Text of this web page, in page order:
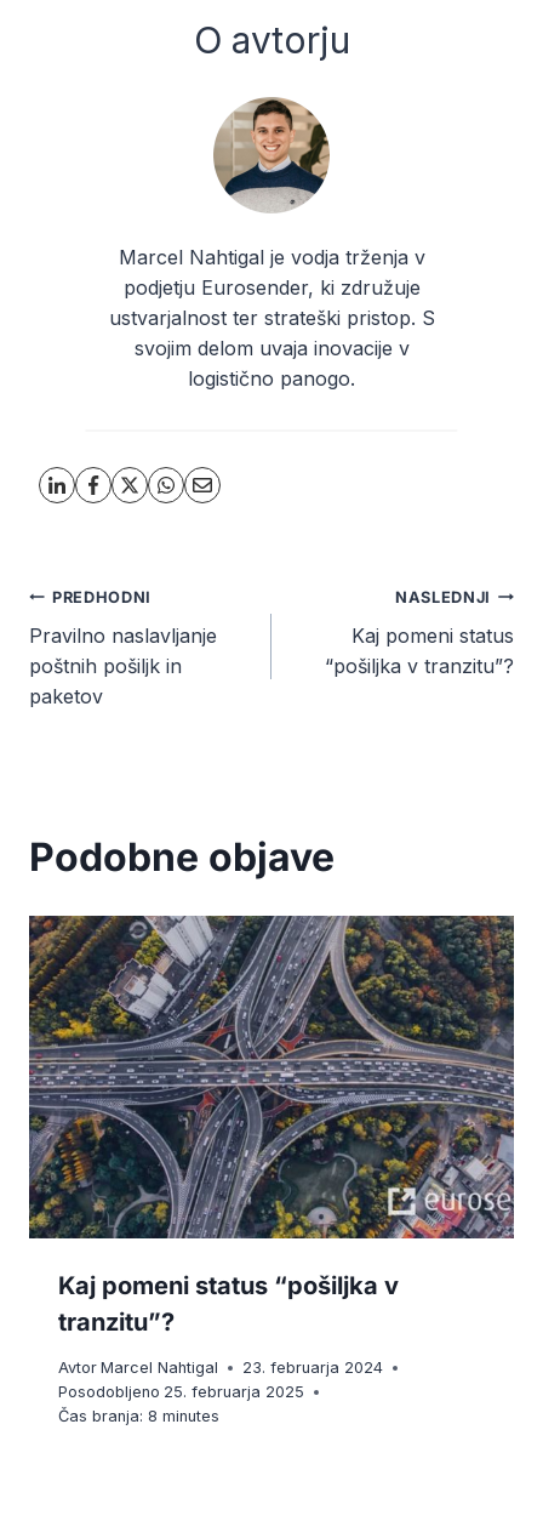
O avtorju
Marcel Nahtigal je vodja trženja v
podjetju Eurosender, ki združuje
ustvarjalnost ter strateški pristop. S
svojim delom uvaja inovacije v
logistično panogo.
Navigacija
prispevka
PREDHODNI
Pravilno naslavljanje
poštnih pošiljk in
paketov
NASLEDNJI
Kaj pomeni status
“pošiljka v tranzitu”?
Podobne objave
Kaj pomeni status “pošiljka v
tranzitu”?
Avtor Marcel Nahtigal
23. februarja 2024
Posodobljeno 25. februarja 2025
Čas branja: 8 minutes